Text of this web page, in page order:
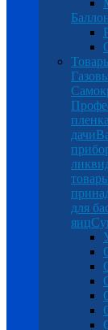
пленка
дачи
для
яиц